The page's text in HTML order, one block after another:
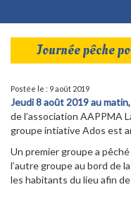
Journée pêche
Postée le : 9 août 2019
Jeudi 8 août 2019 au matin,
de l’association AAPPMA
groupe intiative Ados est
Un premier groupe a
l’autre groupe au bord de
les habitants du lieu afin